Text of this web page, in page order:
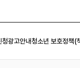
청광고안내청소년 보호정책(